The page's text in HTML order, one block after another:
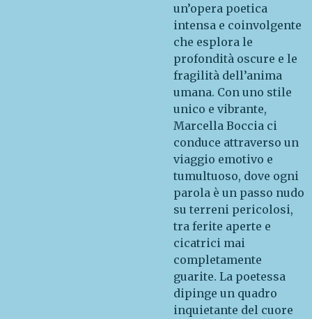
un’opera poetica
intensa e coinvolgente
che esplora le
profondità oscure e le
fragilità dell’anima
umana. Con uno stile
unico e vibrante,
Marcella Boccia ci
conduce attraverso un
viaggio emotivo e
tumultuoso, dove ogni
parola è un passo nudo
su terreni pericolosi,
tra ferite aperte e
cicatrici mai
completamente
guarite. La poetessa
dipinge un quadro
inquietante del cuore